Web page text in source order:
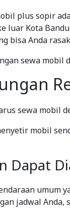
plus sopir
luar Kota
bisa Anda
sewa mobil
sewa mobil
mobil
Dapat
umum
jadwal Anda,